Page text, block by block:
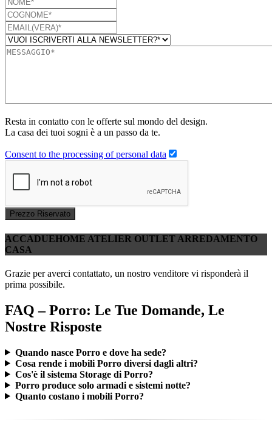
Resta in contatto con le offerte sul mondo del design.
La casa dei tuoi sogni è a un passo da te.
Consent to the processing of personal data
Prezzo Riservato
ACCADUEHOME ATELIER OUTLET ARREDAMENTO
CASA
Grazie per averci contattato, un nostro venditore vi risponderà il
prima possibile.
FAQ – Porro: Le Tue Domande, Le
Nostre Risposte
Quando nasce Porro e dove ha sede?
Cosa rende i mobili Porro diversi dagli altri?
Cos'è il sistema Storage di Porro?
Porro produce solo armadi e sistemi notte?
Quanto costano i mobili Porro?